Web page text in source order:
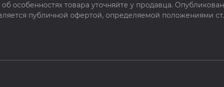
особенностях товара уточняйте у продавца.
публичной офертой, определяемой положениями